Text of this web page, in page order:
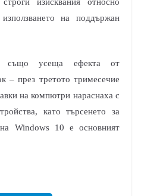
на поддържан
също усеща ефекта от
– през третото тримесечие
на компютри нараснаха с
като търсенето за
Windows 10 е основният